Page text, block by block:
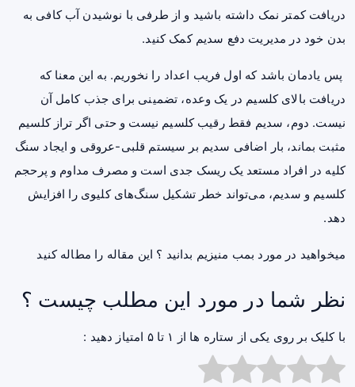
دریافت کمتر نمک داشته باشید و از طرفی با نوشیدن آب کافی به
بدن خود در مدیریت دفع سدیم کمک کنید.
پس یادمان باشد که اول فریب اعداد را نخوریم. به این معنا که
دریافت بالای کلسیم در یک وعده، تضمینی برای جذب کامل آن
نیست. دوم، سدیم فقط رقیب کلسیم نیست و حتی اگر تراز کلسیم
مثبت بماند، بار اضافی سدیم بر سیستم قلبی-عروقی و ایجاد سنگ
کلیه در افراد مستعد یک ریسک جدی است و مصرف مداوم و پرحجم
کلسیم و سدیم، می‌تواند خطر تشکیل سنگ‌های کلیوی را افزایش
دهد.
میخواهید در مورد بمب منیزیم بدانید ؟ این مقاله را مطاله کنید
نظر شما در مورد این مطلب چیست ؟
با کلیک بر روی یکی از ستاره ها از ۱ تا ۵ امتیاز دهید :